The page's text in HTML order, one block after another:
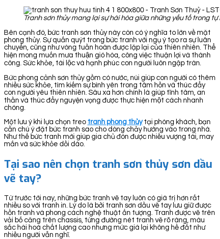
Tranh sơn thủy mang lại sự hài hòa giữa những yếu tố trong tự
Bên cạnh đó, bức tranh sơn thủy này còn có ý nghĩa to lớn về mặt
phong thủy. Sự quấn quýt trong bức tranh với ngụ ý tạo ra sự luân
chuyển, cũng như vòng tuần hoàn được lặp lại của thiên nhiên. Thể
hiện mong muốn mưa thuận gió hòa, công việc thuận lợi và thành
công. Sức khỏe, tài lộc và hạnh phúc con người luôn ngập tràn.
Bức phong cảnh sơn thủy gồm có nước, núi giúp con người có thêm
nhiều sức khỏe, tìm kiếm sự bình yên trong tâm hồn và thúc đẩy
con người yêu thiên nhiên. Sâu xa hơn chính là giúp tĩnh tâm, an
thần và thúc đẩy nguyện vọng được thực hiện một cách nhanh
chóng.
Một lưu ý khi lựa chọn treo tranh phong thủytại phòng khách, bạn
cần chú ý đặt bức tranh sao cho dòng chảy hướng vào trong nhà.
Như thế bức tranh mới giúp gia chủ đón được nhiều vượng tài, may
mắn và sức khỏe dồi dào.
Tại sao nên chọn tranh sơn thủy sơn dầu
vẽ tay?
Từ trước tới nay, những bức tranh vẽ tay luôn có giá trị hơn rất
nhiều so với tranh in. Lý do là bởi tranh sơn dầu vẽ tay lưu giữ được
hồn tranh và phong cách nghệ thuật ấn tượng. Tranh được vẽ trên
vải bố căng trên chassis, từng đường nét tranh vẽ rõ ràng, màu
sắc hài hoà chất lượng cao nhưng mức giá lại không hề đắt như
nhiều người vẫn nghĩ.